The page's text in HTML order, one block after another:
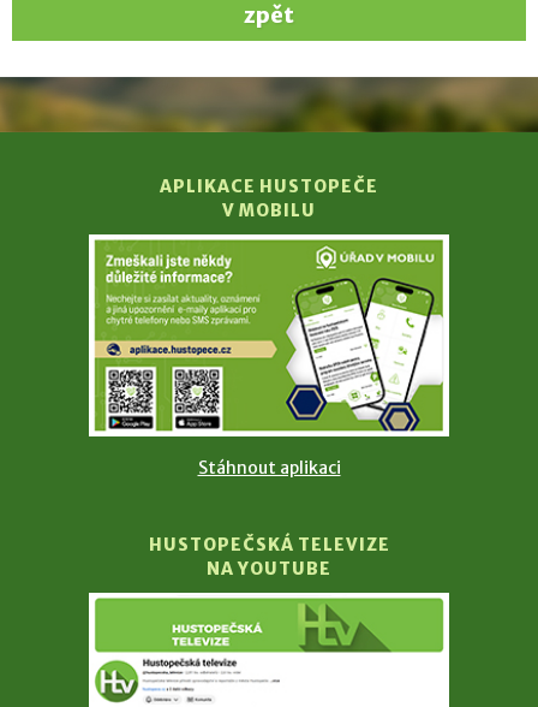
zpět
APLIKACE HUSTOPEČE
V MOBILU
Stáhnout aplikaci
HUSTOPEČSKÁ TELEVIZE
NA YOUTUBE